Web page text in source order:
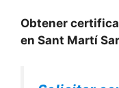
Obtener
en Sant Martí